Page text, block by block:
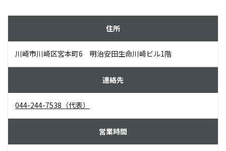
川崎市川崎区宮本町6 明治安田生命川崎ビル1階
044-244-7538（代表）